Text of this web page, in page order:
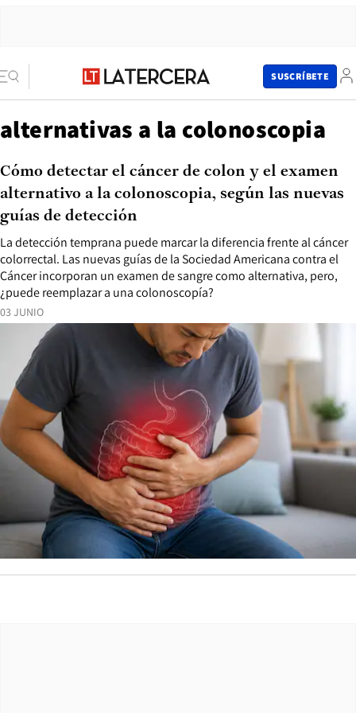
SUSCRÍBETE
alternativas a la colonoscopia
03 JUNIO
La detección temprana puede marcar la diferencia frente al cáncer
colorrectal. Las nuevas guías de la Sociedad Americana contra el
Cáncer incorporan un examen de sangre como alternativa, pero,
¿puede reemplazar a una colonoscopía?
Cómo detectar el cáncer de colon y el examen
alternativo a la colonoscopia, según las nuevas
guías de detección